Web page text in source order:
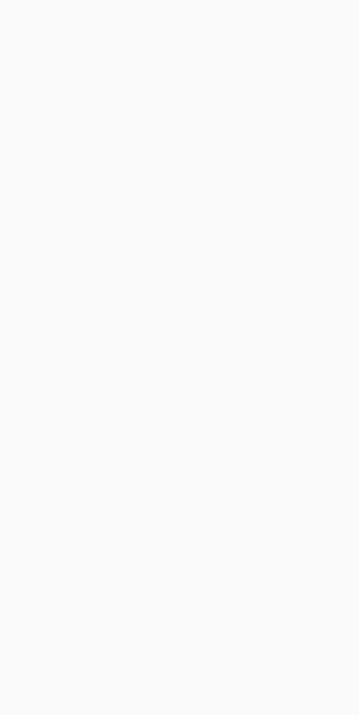
20250415_432 (JIT enabled,